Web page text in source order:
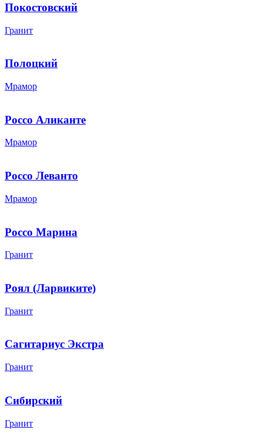
Покостовский
Гранит
Полоцкий
Мрамор
Россо Аликанте
Мрамор
Россо Леванто
Мрамор
Россо Марина
Гранит
Роял (Ларвиките)
Гранит
Сагитариус Экстра
Гранит
Сибирский
Гранит